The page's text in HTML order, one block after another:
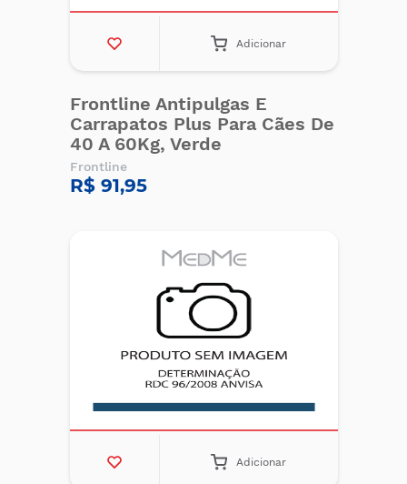
Adicionar
Frontline Antipulgas E
Carrapatos Plus Para Cães De
40 A 60Kg, Verde
Frontline
R$ 91,95
Adicionar